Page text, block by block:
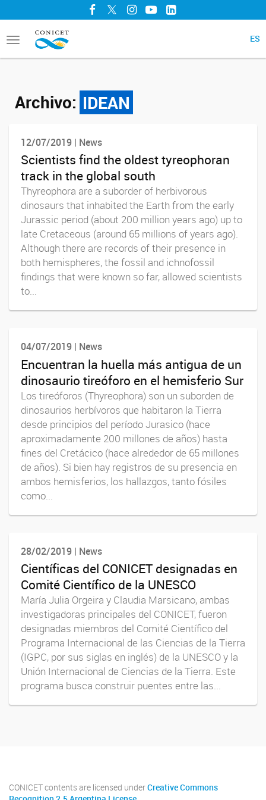
Facebook
TwitterInstagram
YouTubeLinkedIn
Toggle
navigation
ES
Archivo: IDEAN
12/07/2019 | News
Scientists find the oldest tyreophoran
track in the global south
Thyreophora are a suborder of herbivorous
dinosaurs that inhabited the Earth from the early
Jurassic period (about 200 million years ago) up to
late Cretaceous (around 65 millions of years ago).
Although there are records of their presence in
both hemispheres, the fossil and ichnofossil
findings that were known so far, allowed scientists
to...
04/07/2019 | News
Encuentran la huella más antigua de un
dinosaurio tireóforo en el hemisferio Sur
Los tireóforos (Thyreophora) son un suborden de
dinosaurios herbívoros que habitaron la Tierra
desde principios del período Jurasico (hace
aproximadamente 200 millones de años) hasta
fines del Cretácico (hace alrededor de 65 millones
de años). Si bien hay registros de su presencia en
ambos hemisferios, los hallazgos, tanto fósiles
como...
28/02/2019 | News
Científicas del CONICET designadas en
Comité Científico de la UNESCO
María Julia Orgeira y Claudia Marsicano, ambas
investigadoras principales del CONICET, fueron
designadas miembros del Comité Científico del
Programa Internacional de las Ciencias de la Tierra
(IGPC, por sus siglas en inglés) de la UNESCO y la
Unión Internacional de Ciencias de la Tierra. Este
programa busca construir puentes entre las...
CONICET contents are licensed underCreative Commons